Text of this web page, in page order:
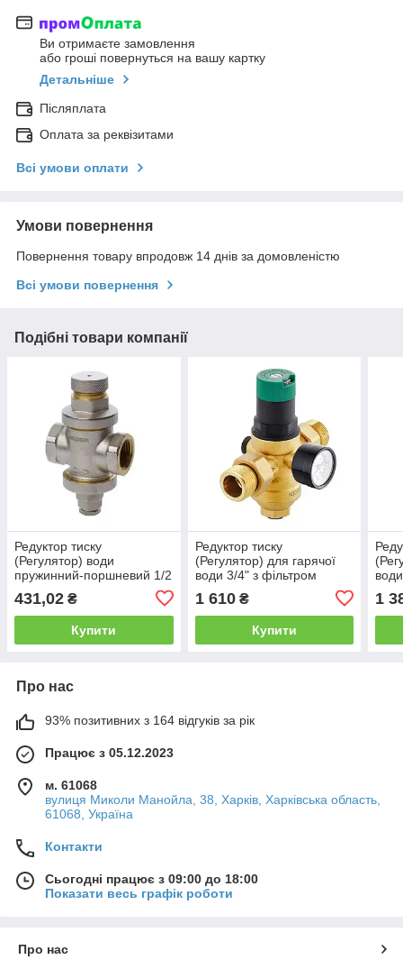
Ви отримаєте замовлення
або гроші повернуться на вашу картку
Детальніше
Післяплата
Оплата за реквізитами
Всі умови оплати
Умови повернення
Повернення товару впродовж 14 днів за домовленістю
Всі умови повернення
Подібні товари компанії
Редуктор тиску
(Регулятор) води
пружинний-поршневий 1/2
431,02 ₴
Купити
Редуктор тиску
(Регулятор) для гарячої
води 3/4" з фільтром
манометром Чехія
1 610₴
Купити
1
Про нас
93% позитивних з 164 відгуків за рік
Працює з 05.12.2023
м. 61068
вулиця Миколи Манойла, 38, Харків, Харківська область,
61068, Україна
Контакти
Сьогодні працює з 09:00 до 18:00
Показати весь графік роботи
Про нас